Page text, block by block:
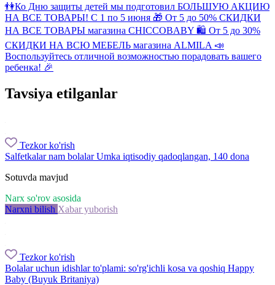
👫Ко Дню защиты детей мы подготовил БОЛЬШУЮ АКЦИЮ
НА ВСЕ ТОВАРЫ! С 1 по 5 июня 🎁 От 5 до 50% СКИДКИ
НА ВСЕ ТОВАРЫ магазина CHICCOBABY 🛍 От 5 до 30%
СКИДКИ НА ВСЮ МЕБЕЛЬ магазина ALMILA 📣
Воспользуйтесь отличной возможностью порадовать вашего
ребенка! 🎉
Tavsiya etilganlar
Tezkor ko'rish
Salfetkalar nam bolalar Umka iqtisodiy qadoqlangan, 140 dona
Sotuvda mavjud
Narx so'rov asosida
Narxni bilish Xabar yuborish
Tezkor ko'rish
Bolalar uchun idishlar to'plami: so'rg'ichli kosa va qoshiq Happy
Baby (Buyuk Britaniya)